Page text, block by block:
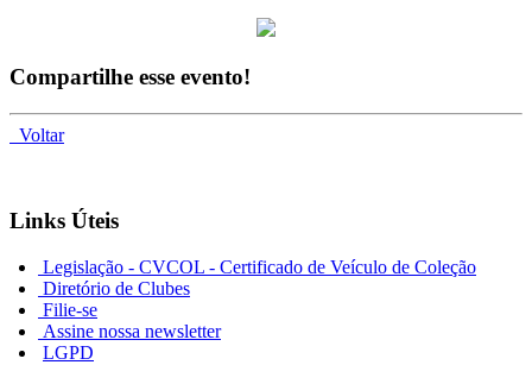
Compartilhe esse evento!
Voltar
Links Úteis
Legislação - CVCOL - Certificado de Veículo de Coleção
Diretório de Clubes
Filie-se
Assine nossa newsletter
LGPD